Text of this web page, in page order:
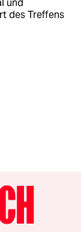
und
des Treffens